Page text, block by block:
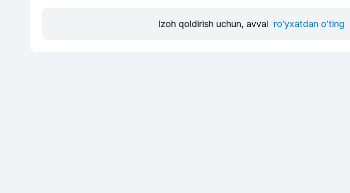
Izoh qoldirish uchun, avval ro‘yxatdan o‘ting